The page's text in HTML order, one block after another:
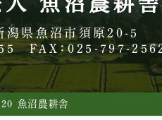
潟県魚沼市須原20-5
FAX：025-797-
魚沼農耕舎